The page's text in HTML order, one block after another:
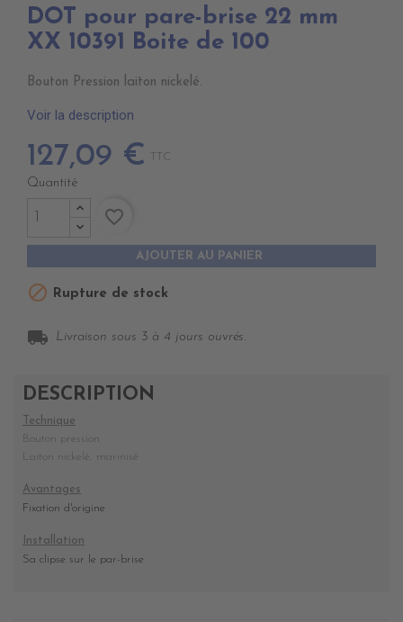
DOT pour pare-brise 22 mm
XX 10391 Boite de 100
Bouton Pression laiton nickelé.
Voir la description
127,09 € TTC
Quantité
AJOUTER AU PANIER
favorite_border
 Rupture de stock
local_shipping Livraison sous 3 à 4 jours ouvrés.
DESCRIPTION
Technique
Bouton pression
Laiton nickelé, marinisé
Avantages
Fixation d'origine
Installation
Sa clipse sur le par-brise